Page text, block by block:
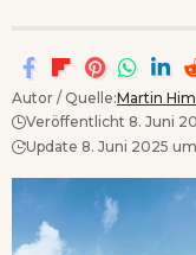
Autor / Quelle:Martin
Veröffentlicht 8. Juni
Update 8. Juni 2025